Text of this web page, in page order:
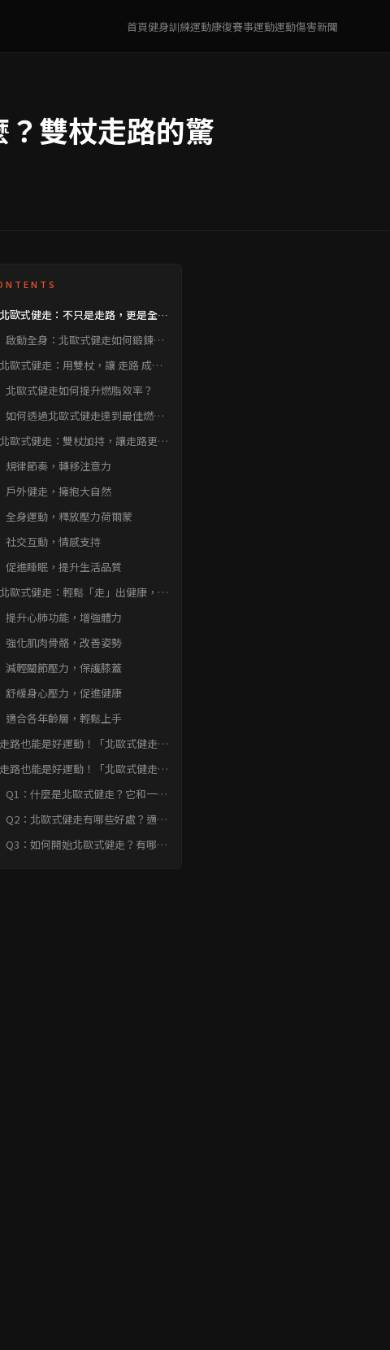
首頁健身訓練運動康復賽事運動運動傷害新聞
雙杖走路的驚
北歐式健走：不只是走路，更是全身
啟動全身：北歐式健走如何鍛鍊
北歐式健走：用雙杖，讓 走路 成為
北歐式健走如何提升燃脂效率？
如何透過北歐式健走達到最佳燃脂
北歐式健走：雙杖加持，讓走路更減
規律節奏，轉移注意力
戶外健走，擁抱大自然
全身運動，釋放壓力荷爾蒙
社交互動，情感支持
促進睡眠，提升生活品質
北歐式健走：輕鬆「走」出健康，全
提升心肺功能，增強體力
強化肌肉骨骼，改善姿勢
減輕關節壓力，保護膝蓋
舒緩身心壓力，促進健康
適合各年齡層，輕鬆上手
走路也能是好運動！「北歐式健走」
走路也能是好運動！「北歐式健走」
問題快速FAQ
Q1：什麼是北歐式健走？它和一般
Q2：北歐式健走有哪些好處？適合
Q3：如何開始北歐式健走？有哪些